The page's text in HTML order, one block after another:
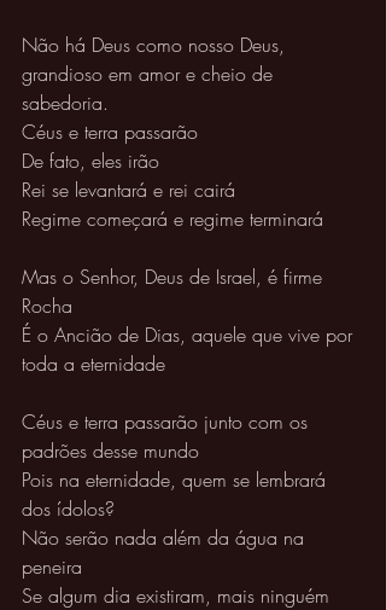
Não há Deus como nosso Deus,
grandioso em amor e cheio de
sabedoria.
Céus e terra passarão
De fato, eles irão
Rei se levantará e rei cairá
Regime começará e regime terminará
Mas o Senhor, Deus de Israel, é firme
Rocha
É o Ancião de Dias, aquele que vive por
toda a eternidade
Céus e terra passarão junto com os
padrões desse mundo
Pois na eternidade, quem se lembrará
dos ídolos?
Não serão nada além da água na
peneira
Se algum dia existiram, mais ninguém